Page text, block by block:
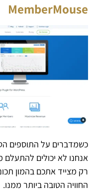
MemberMouse
כשמדברים על התוספים
רק מצייד אתכם בהמון
החוויה הטובה ביותר ממנו.